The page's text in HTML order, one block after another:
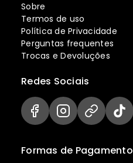
Sobre
Termos de uso
Política de Privacidade
Perguntas frequentes
Trocas e Devoluções
Formas de Pagamento
Redes Sociais